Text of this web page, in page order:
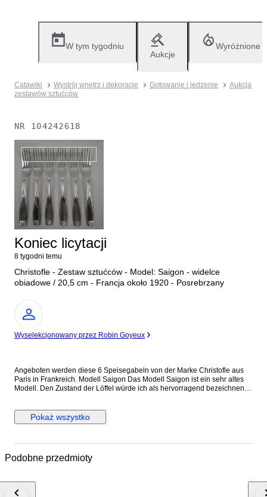
W tym tygodniu
Aukcje
Wyróżnione
Catawiki Wystrój wnętrz i dekoracje Gotowanie i jedzenie
Aukcja
zestawów sztućców
NR 104242618
Przedmiot nie jest już dostępny
Koniec licytacji
8 tygodni temu
Christofle - Zestaw sztućców - Model: Saigon - widelce
obiadowe / 20,5 cm - Francja około 1920 - Posrebrzany
Ekspert
Wyselekcjonowany przez Robin Goyeux
Angeboten werden diese 6 Speisegabeln von der Marke Christofle aus
Paris in Frankreich. Modell Saigon Das Modell Saigon ist ein sehr altes
Modell. Den Zustand der Löffel würde ich als hervorragend bezeichnen.
20,5 cm Gewicht ca. 77 g
Pokaż wszystko
Podobne przedmioty